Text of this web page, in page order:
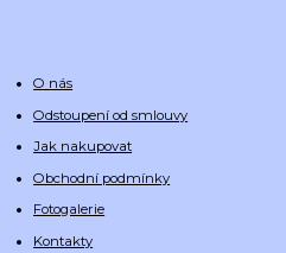
O nás
Odstoupení od smlouvy
Jak nakupovat
Obchodní podmínky
Fotogalerie
Kontakty